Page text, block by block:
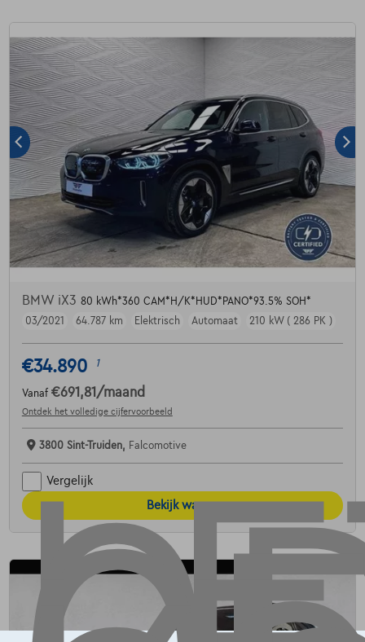
BMW iX3 80 kWh*360 CAM*H/K*HUD*PANO*93.5% SOH*
03/2021
64.787 km Elektrisch Automaat 210 kW ( 286 PK )
€34.890 1
Vanaf €691,81 /maand
Ontdek het volledige cijfervoorbeeld
3800 Sint-Truiden, Falcomotive
Vergelijk
Bekijk wagen